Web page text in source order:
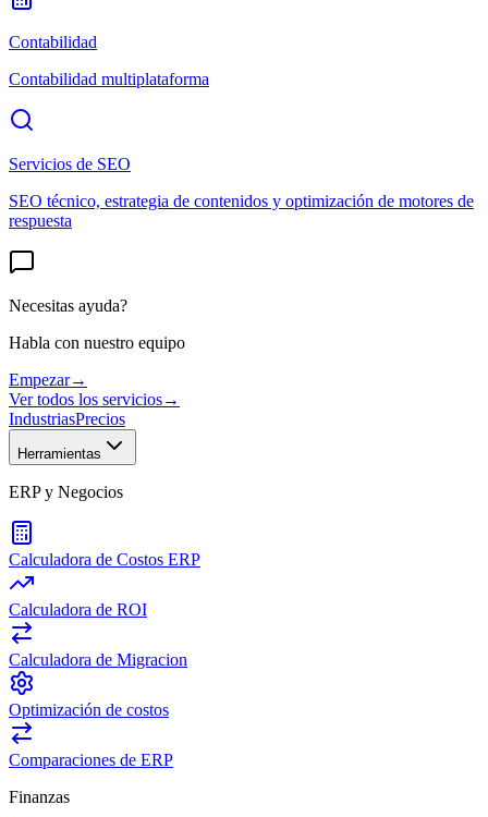
Contabilidad
Contabilidad multiplataforma
Servicios de SEO
SEO técnico, estrategia de contenidos y optimización de motores de
respuesta
Necesitas ayuda?
Habla con nuestro equipo
Empezar→
Ver todos los servicios→
IndustriasPrecios
Herramientas
ERP y Negocios
Calculadora de Costos ERP
Calculadora de ROI
Calculadora de Migracion
Optimización de costos
Comparaciones de ERP
Finanzas